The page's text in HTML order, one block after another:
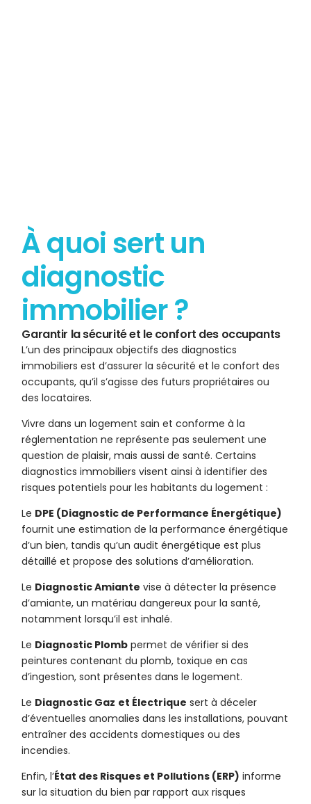
À quoi sert un
diagnostic
immobilier ?
Garantir la sécurité et le confort des occupants
L’un des principaux objectifs des diagnostics
immobiliers est d’assurer la sécurité et le confort des
occupants, qu’il s’agisse des futurs propriétaires ou
des locataires.
Vivre dans un logement sain et conforme à la
réglementation ne représente pas seulement une
question de plaisir, mais aussi de santé. Certains
diagnostics immobiliers visent ainsi à identifier des
risques potentiels pour les habitants du logement :
Le DPE (Diagnostic de Performance Énergétique)
fournit une estimation de la performance énergétique
d’un bien, tandis qu’un audit énergétique est plus
détaillé et propose des solutions d’amélioration.
Le Diagnostic Amiante vise à détecter la présence
d’amiante, un matériau dangereux pour la santé,
notamment lorsqu’il est inhalé.
Le Diagnostic Plomb permet de vérifier si des
peintures contenant du plomb, toxique en cas
d’ingestion, sont présentes dans le logement.
Le Diagnostic Gaz et Électrique sert à déceler
d’éventuelles anomalies dans les installations, pouvant
entraîner des accidents domestiques ou des
incendies.
Enfin, l’État des Risques et Pollutions (ERP) informe
sur la situation du bien par rapport aux risques